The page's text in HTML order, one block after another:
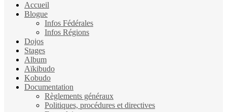
Accueil
Blogue
Infos Fédérales
Infos Régions
Dojos
Stages
Album
Aïkibudo
Kobudo
Documentation
Règlements généraux
Politiques, procédures et directives